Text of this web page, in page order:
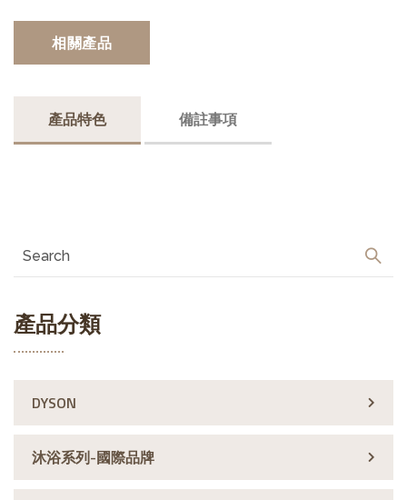
產品分類
DYSON
沐浴系列-國際品牌
相關產品
產品特色 備註事項